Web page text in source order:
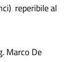
reperibile al
Marco De